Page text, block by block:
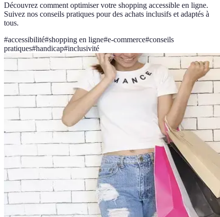
Découvrez comment optimiser votre shopping accessible en ligne.
Suivez nos conseils pratiques pour des achats inclusifs et adaptés à
tous.
#accessibilité#shopping en ligne#e-commerce#conseils
pratiques#handicap#inclusivité